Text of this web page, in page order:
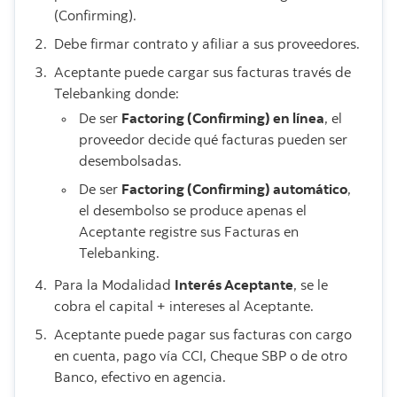
(Confirming).
Debe firmar contrato y afiliar a sus proveedores.
Aceptante puede cargar sus facturas través de
Telebanking donde:
De ser Factoring (Confirming) en línea, el
proveedor decide qué facturas pueden ser
desembolsadas.
De ser Factoring (Confirming) automático,
el desembolso se produce apenas el
Aceptante registre sus Facturas en
Telebanking.
Para la Modalidad Interés Aceptante, se le
cobra el capital + intereses al Aceptante.
Aceptante puede pagar sus facturas con cargo
en cuenta, pago vía CCI, Cheque SBP o de otro
Banco, efectivo en agencia.